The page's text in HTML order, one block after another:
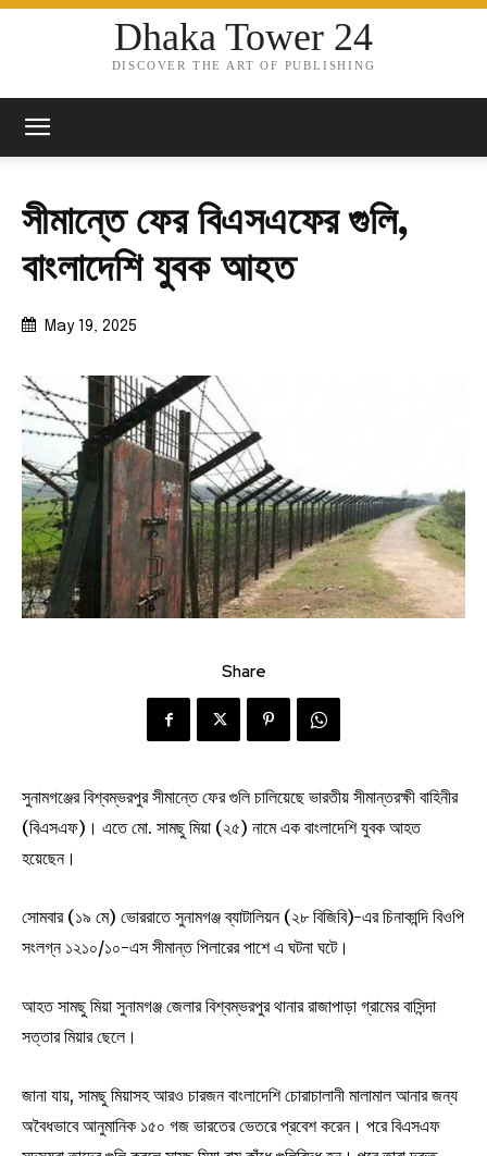
Dhaka Tower 24
DISCOVER THE ART OF PUBLISHING
সীমান্তে ফের বিএসএফের গুলি,
বাংলাদেশি যুবক আহত
May 19, 2025
Share
সুনামগঞ্জের বিশ্বম্ভরপুর সীমান্তে ফের গুলি চালিয়েছে ভারতীয় সীমান্তরক্ষী বাহিনীর
(বিএসএফ)। এতে মো. সামছু মিয়া (২৫) নামে এক বাংলাদেশি যুবক আহত
হয়েছেন।
সোমবার (১৯ মে) ভোররাতে সুনামগঞ্জ ব্যাটালিয়ন (২৮ বিজিবি)-এর চিনাকান্দি বিওপি
সংলগ্ন ১২১০/১০-এস সীমান্ত পিলারের পাশে এ ঘটনা ঘটে।
আহত সামছু মিয়া সুনামগঞ্জ জেলার বিশ্বম্ভরপুর থানার রাজাপাড়া গ্রামের বাসিন্দা
সত্তার মিয়ার ছেলে।
জানা যায়, সামছু মিয়াসহ আরও চারজন বাংলাদেশি চোরাচালানী মালামাল আনার জন্য
অবৈধভাবে আনুমানিক ১৫০ গজ ভারতের ভেতরে প্রবেশ করেন। পরে বিএসএফ